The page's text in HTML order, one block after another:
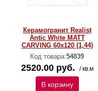
Керамогранит Realist
Antic White MATT
CARVING 60x120 (1,44)
Код товара:54839
2520.00 руб. / кв.м
В корзину